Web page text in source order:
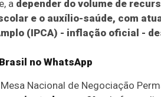
a depender do volume de
e o auxílio-saúde, com
(IPCA) - inflação oficial -
no WhatsApp
Nacional de Negociação